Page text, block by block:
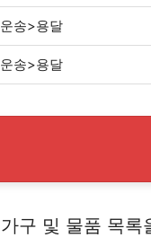
송>용달
송>용달
구 및 물품 목